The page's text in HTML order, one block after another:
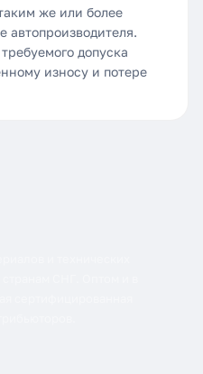
же или более
автопроизводителя.
допуска
износу и потере